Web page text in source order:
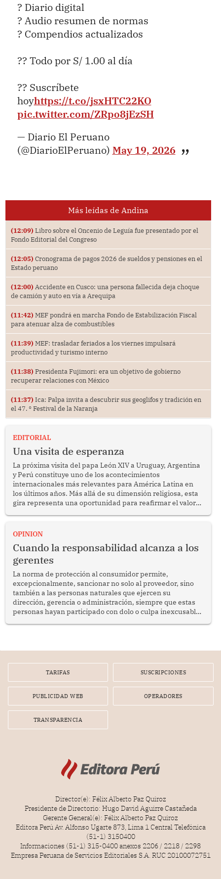
? Diario digital
? Audio resumen de normas
? Compendios actualizados
?? Todo por S/ 1.00 al día
?? Suscríbete
hoyhttps://t.co/jsxHTC22KO
pic.twitter.com/ZRpo8jEzSH
— Diario El Peruano
(@DiarioElPeruano) May 19, 2026
Más leídas de Andina
(12:09) Libro sobre el Oncenio de Leguía fue presentado por el
Fondo Editorial del Congreso
(12:05) Cronograma de pagos 2026 de sueldos y pensiones en el
Estado peruano
(12:00) Accidente en Cusco: una persona fallecida deja choque
de camión y auto en vía a Arequipa
(11:42) MEF pondrá en marcha Fondo de Estabilización Fiscal
para atenuar alza de combustibles
(11:39) MEF: trasladar feriados a los viernes impulsará
productividad y turismo interno
(11:38) Presidenta Fujimori: era un objetivo de gobierno
recuperar relaciones con México
(11:37) Ica: Palpa invita a descubrir sus geoglifos y tradición en
el 47. ° Festival de la Naranja
EDITORIAL
Una visita de esperanza
La próxima visita del papa León XIV a Uruguay, Argentina
y Perú constituye uno de los acontecimientos
internacionales más relevantes para América Latina en
los últimos años. Más allá de su dimensión religiosa, esta
gira representa una oportunidad para reafirmar el valor
enfrenta desafíos en materia de desarrollo, cohesión
OPINION
Cuando la responsabilidad alcanza a los
gerentes
La norma de protección al consumidor permite,
excepcionalmente, sancionar no solo al proveedor, sino
también a las personas naturales que ejercen su
dirección, gerencia o administración, siempre que estas
personas hayan participado con dolo o culpa inexcusable
por la frustrada realización de un meet and greet con
TARIFAS SUSCRIPCIONES
PUBLICIDAD WEB OPERADORES
TRANSPARENCIA
Director(e): Félix Alberto Paz Quiroz
Presidente de Directorio: Hugo David Aguirre Castañeda
Gerente General(e): Félix Alberto Paz Quiroz
Editora Perú Av. Alfonso Ugarte 873, Lima 1 Central Telefónica
(51-1) 3150400
Informaciones (51-1) 315-0400 anexos 2206 / 2218 / 2298
Empresa Peruana de Servicios Editoriales S.A. RUC 20100072751